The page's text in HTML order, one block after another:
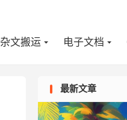
杂文搬运 电子文档
最新文章